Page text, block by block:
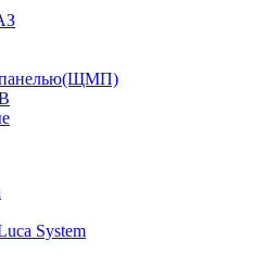
панелью(ЩМП)
System